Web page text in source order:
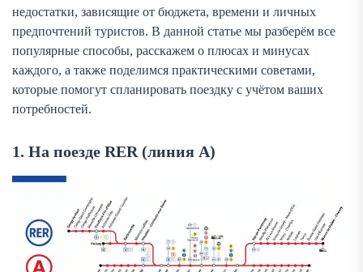
недостатки, зависящие от бюджета, времени и личных
предпочтений туристов. В данной статье мы разберём все
популярные способы, расскажем о плюсах и минусах
каждого, а также поделимся практическими советами,
которые помогут спланировать поездку с учётом ваших
потребностей.
1. На поезде RER (линия A)